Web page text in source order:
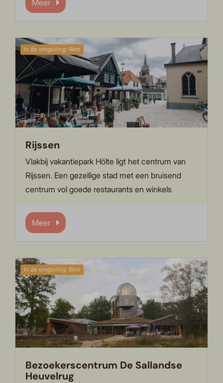
Meer
In de omgeving: 4km
Rijssen
Vlakbij vakantiepark Hölte ligt het centrum van
Rijssen. Een gezellige stad met een bruisend
centrum vol goede restaurants en winkels
Meer
In de omgeving: 8km
Bezoekerscentrum De Sallandse
Heuvelrug